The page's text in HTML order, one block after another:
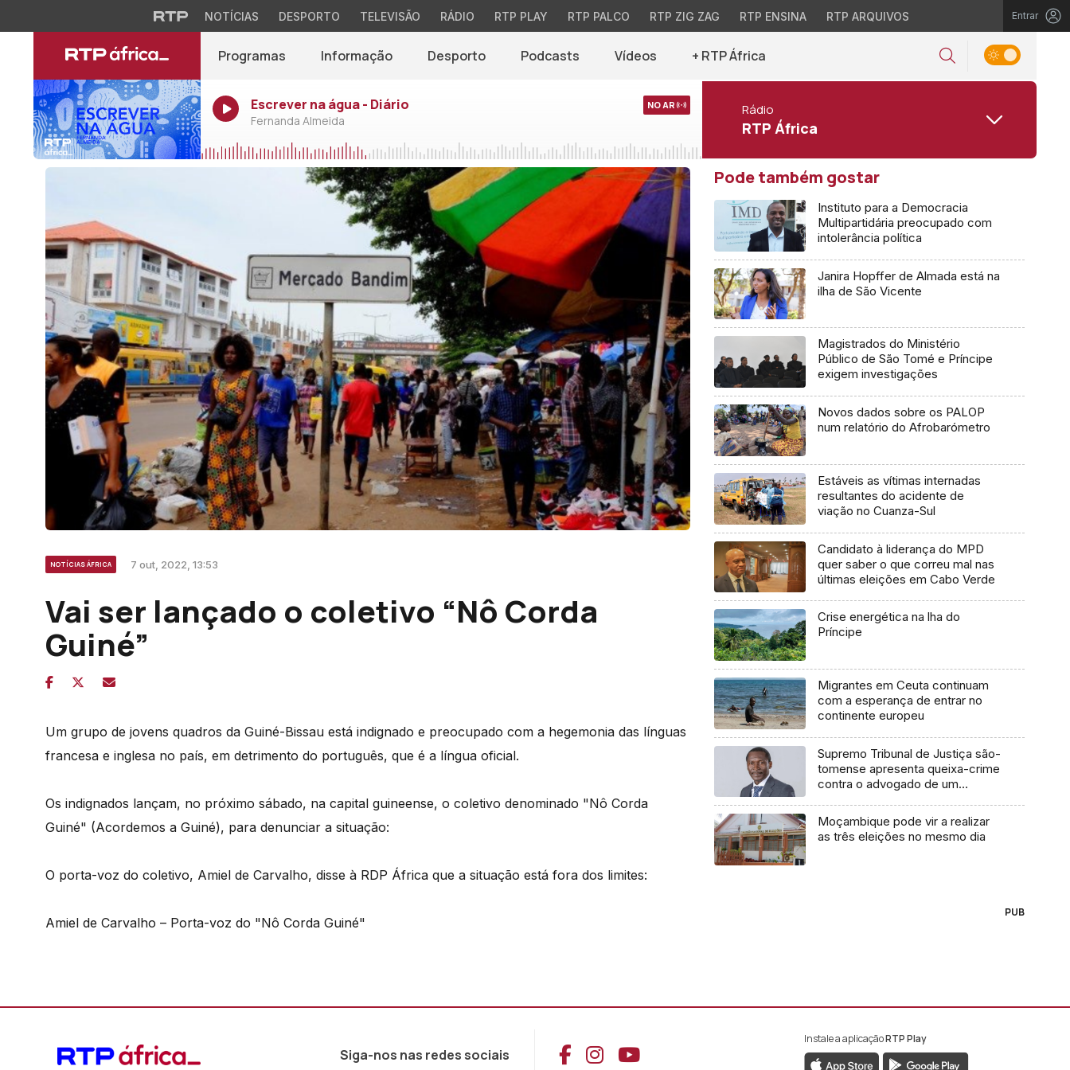
NOTÍCIAS DESPORTO TELEVISÃO RÁDIO RTP PLAY RTP PALCO RTP ZIG ZAG RTP ENSINA RTP ARQUIVOS Entrar
Programas Informação Desporto Podcasts Vídeos + RTP África
Escrever na água - Diário
Fernanda Almeida
NO AR Rádio
RTP África
NOTÍCIAS ÁFRICA 7 out, 2022, 13:53
Vai ser lançado o coletivo “Nô Corda
Guiné”
Um grupo de jovens quadros da Guiné-Bissau está indignado e preocupado com a hegemonia das línguas
francesa e inglesa no país, em detrimento do português, que é a língua oficial.
Os indignados lançam, no próximo sábado, na capital guineense, o coletivo denominado "Nô Corda
Guiné" (Acordemos a Guiné), para denunciar a situação:
O porta-voz do coletivo, Amiel de Carvalho, disse à RDP África que a situação está fora dos limites:
Amiel de Carvalho – Porta-voz do "Nô Corda Guiné"
Pode também gostar
Instituto para a Democracia
Multipartidária preocupado com
intolerância política
Janira Hopffer de Almada está na
ilha de São Vicente
Magistrados do Ministério
Público de São Tomé e Príncipe
exigem investigações
Novos dados sobre os PALOP
num relatório do Afrobarómetro
Estáveis as vítimas internadas
resultantes do acidente de
viação no Cuanza-Sul
Candidato à liderança do MPD
quer saber o que correu mal nas
últimas eleições em Cabo Verde
Crise energética na lha do
Príncipe
Migrantes em Ceuta continuam
com a esperança de entrar no
continente europeu
Supremo Tribunal de Justiça são-
tomense apresenta queixa-crime
contra o advogado de um
Moçambique pode vir a realizar
as três eleições no mesmo dia
PUB
Siga-nos nas redes sociais Aceder ao Facebook da RTP África
Aceder ao Instagram da RTP África
Aceder ao YouTube da RTP África
Instale a aplicaçãoRTP Play